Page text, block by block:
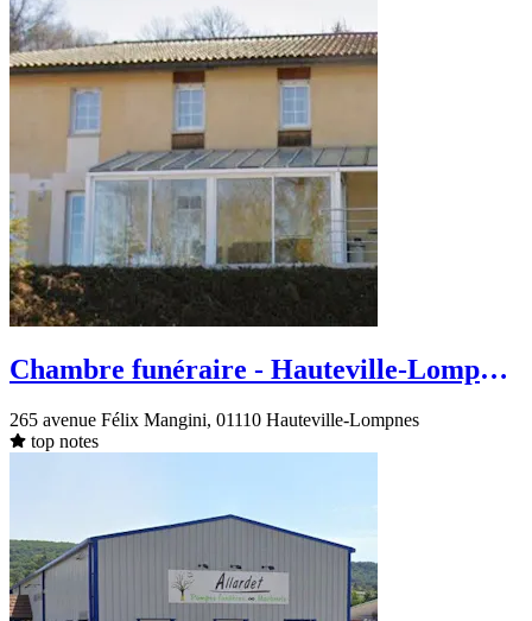
Chambre funéraire - Hauteville-Lompnes
265 avenue Félix Mangini, 01110 Hauteville-Lompnes
top notes